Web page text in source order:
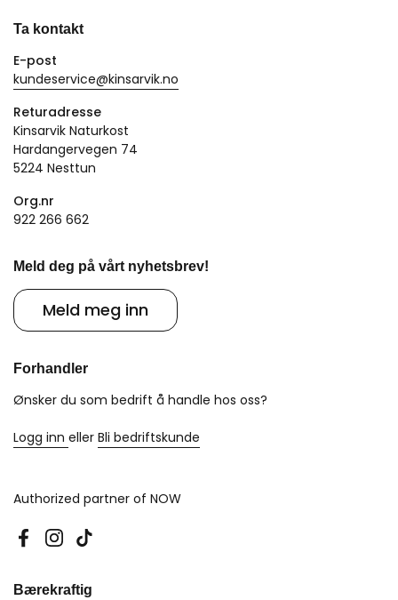
Ta kontakt
E-post
kundeservice@kinsarvik.no
Returadresse
Kinsarvik Naturkost
Hardangervegen 74
5224 Nesttun
Org.nr
922 266 662
Meld deg på vårt nyhetsbrev!
Meld meg inn
Forhandler
Ønsker du som bedrift å handle hos oss?
Logg inn eller Bli bedriftskunde
Authorized partner of NOW
Facebook
Instagram
TikTok
Bærekraftig